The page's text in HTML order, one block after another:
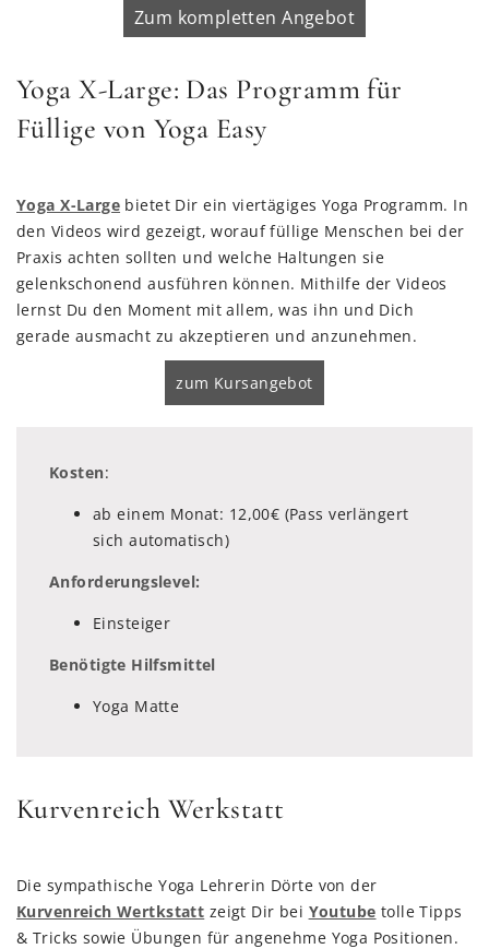
Zum kompletten Angebot
Yoga X-Large: Das Programm für
Füllige von Yoga Easy
Yoga X-Large bietet Dir ein viertägiges Yoga Programm. In
den Videos wird gezeigt, worauf füllige Menschen bei der
Praxis achten sollten und welche Haltungen sie
gelenkschonend ausführen können. Mithilfe der Videos
lernst Du den Moment mit allem, was ihn und Dich
gerade ausmacht zu akzeptieren und anzunehmen.
zum Kursangebot
Kosten:
ab einem Monat: 12,00€ (Pass verlängert
sich automatisch)
Anforderungslevel:
Einsteiger
Benötigte Hilfsmittel
Yoga Matte
Kurvenreich Werkstatt
Die sympathische Yoga Lehrerin Dörte von der
Kurvenreich Wertkstatt zeigt Dir bei Youtube tolle Tipps
& Tricks sowie Übungen für angenehme Yoga Positionen.